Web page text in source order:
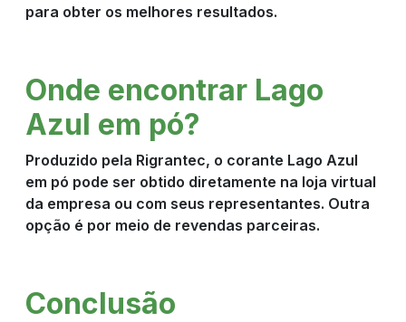
para obter os melhores resultados.
Onde encontrar Lago
Azul em pó?
Produzido pela Rigrantec, o corante Lago Azul
em pó pode ser obtido diretamente na loja virtual
da empresa ou com seus representantes. Outra
opção é por meio de revendas parceiras.
Conclusão